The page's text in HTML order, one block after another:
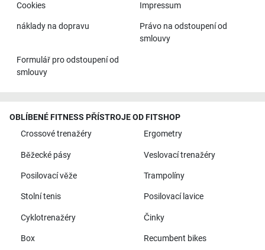
Cookies Impressum
náklady na dopravu
Právo na odstoupení od
smlouvy
Formulář pro odstoupení od
smlouvy
OBLÍBENÉ FITNESS PŘÍSTROJE OD FITSHOP
Crossové trenažéry
Ergometry
Běžecké pásy Veslovací trenažéry
Posilovací věže Trampolíny
Stolní tenis Posilovací lavice
Cyklotrenažéry Činky
Box Recumbent bikes